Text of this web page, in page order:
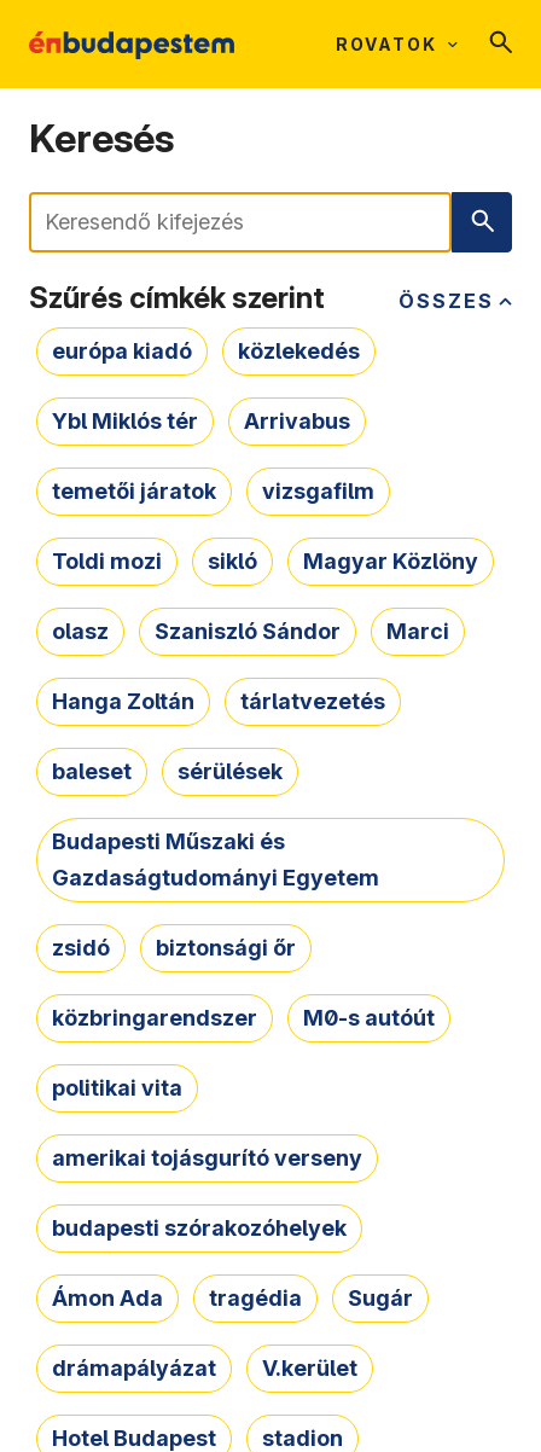
ROVATOK
Keresés
Keresés
ÖSSZES
Szűrés címkék szerint
európa kiadó közlekedés
Ybl Miklós tér Arrivabus
temetői járatok vizsgafilm
Toldi mozi sikló Magyar Közlöny
olasz Szaniszló Sándor Marci
Hanga Zoltán tárlatvezetés
baleset sérülések
Budapesti Műszaki és
Gazdaságtudományi Egyetem
zsidó biztonsági őr
közbringarendszer M0-s autóút
politikai vita
amerikai tojásgurító verseny
budapesti szórakozóhelyek
Ámon Ada tragédia Sugár
drámapályázat V.kerület
Hotel Budapest stadion